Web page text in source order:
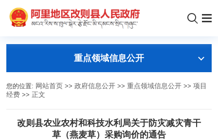
重点领域信息公开
您的位置: 网站首页 >>政府信息公开 >>重点领域信息公开 >>项目
经费 >> 正文
改则县农业农村和科技水利局关于防灾减灾青干
草（燕麦草）采购询价的通告